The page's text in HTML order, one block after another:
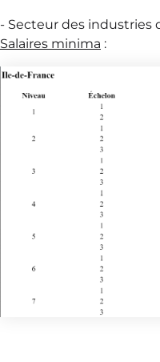
- Secteur des industries
Salaires minima :